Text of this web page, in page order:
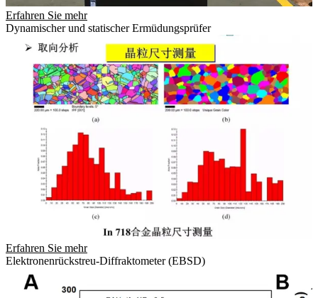
Erfahren Sie mehr
Dynamischer und statischer Ermüdungsprüfer
Erfahren Sie mehr
Elektronenrückstreu-Diffraktometer (EBSD)